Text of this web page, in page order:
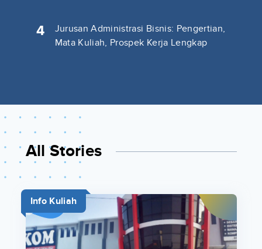
4
Jurusan Administrasi Bisnis: Pengertian,
Mata Kuliah, Prospek Kerja Lengkap
All Stories
Info Kuliah